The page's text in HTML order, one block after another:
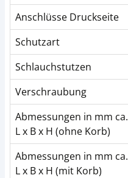
Anschlüsse Druckseite
Schutzart
Schlauchstutzen
Verschraubung
Abmessungen in mm ca.
L x B x H (ohne Korb)
Abmessungen in mm ca.
L x B x H (mit Korb)